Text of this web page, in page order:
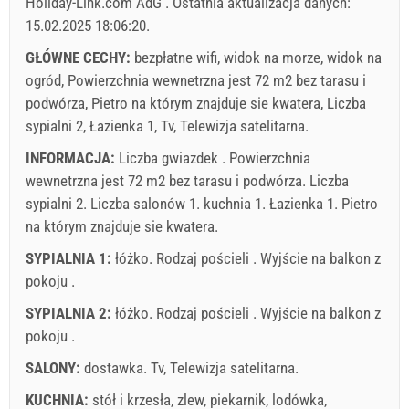
Cena wyświetlana jest dla określonej liczby osób
Oferty:
Holiday-Link płaci: 3 paź 2025 - 31 gru 2026 / - 10 %
Obowiązkowe:Rejestracja gościa (01.07. - 31.08): 10 EUR
(once - według _person), Rejestracja gościa (01.01 - 30.06.
Zarezerwuj i czekaj na potwierdzenie
15.02.2025 18:06:20.
GŁÓWNE CECHY: bezpłatne wifi, widok na morze, widok na
ogród, Powierzchnia wewnetrzna jest 72 m2 bez tarasu i
podwórza, Pietro na którym znajduje sie kwatera, Liczba
sypialni 2, Łazienka 1, Tv, Telewizja satelitarna.
INFORMACJA: Liczba gwiazdek . Powierzchnia
wewnetrzna jest 72 m2 bez tarasu i podwórza. Liczba
sypialni 2. Liczba salonów 1. kuchnia 1. Łazienka 1. Pietro
na którym znajduje sie kwatera.
SYPIALNIA 1: łóżko. Rodzaj pościeli . Wyjście na balkon z
pokoju .
SYPIALNIA 2: łóżko. Rodzaj pościeli . Wyjście na balkon z
pokoju .
SALONY: dostawka. Tv, Telewizja satelitarna.
KUCHNIA: stół i krzesła, zlew, piekarnik, lodówka,